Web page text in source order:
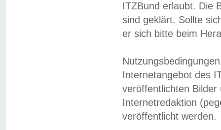
ITZBund erlaubt. Die
sind geklärt. Sollte
er sich bitte beim
Internetangebot des
veröffentlichten
Internetredaktion
veröffentlicht werden.